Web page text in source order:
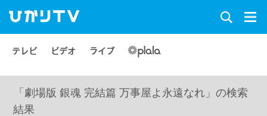
テレビ ビデオ ライブ
「劇場版 銀魂 完結篇 万事屋よ永遠なれ」の検索
結果